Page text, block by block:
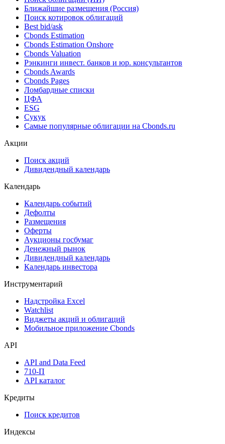
Ближайшие размещения (Россия)
Поиск котировок облигаций
Best bid/ask
Cbonds Estimation
Cbonds Estimation Onshore
Cbonds Valuation
Рэнкинги инвест. банков и юр. консультантов
Cbonds Awards
Cbonds Pages
Ломбардные списки
ЦФА
ESG
Сукук
Самые популярные облигации на Cbonds.ru
Акции
Поиск акций
Дивидендный календарь
Календарь
Календарь событий
Дефолты
Размещения
Оферты
Аукционы госбумаг
Денежный рынок
Дивидендный календарь
Календарь инвестора
Инструментарий
Надстройка Excel
Watchlist
Виджеты акций и облигаций
Мобильное приложение Cbonds
API
API and Data Feed
710-П
API каталог
Кредиты
Поиск кредитов
Индексы